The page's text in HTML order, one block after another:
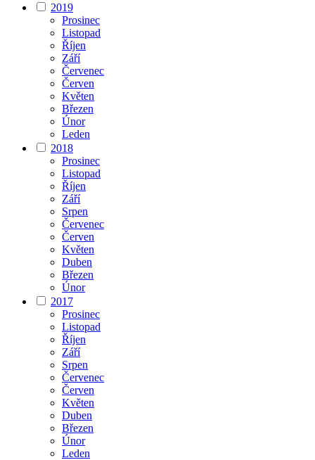
2019
Prosinec
Listopad
Říjen
Září
Červenec
Červen
Květen
Březen
Únor
Leden
2018
Prosinec
Listopad
Říjen
Září
Srpen
Červenec
Červen
Květen
Duben
Březen
Únor
2017
Prosinec
Listopad
Říjen
Září
Srpen
Červenec
Červen
Květen
Duben
Březen
Únor
Leden